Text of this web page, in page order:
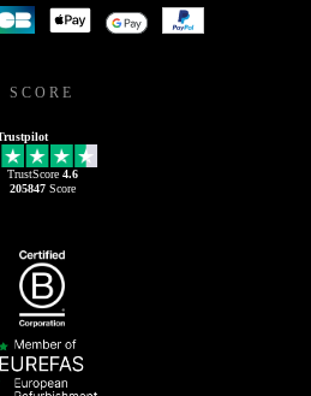
SCORE
TrustScore 4.6
205847Score